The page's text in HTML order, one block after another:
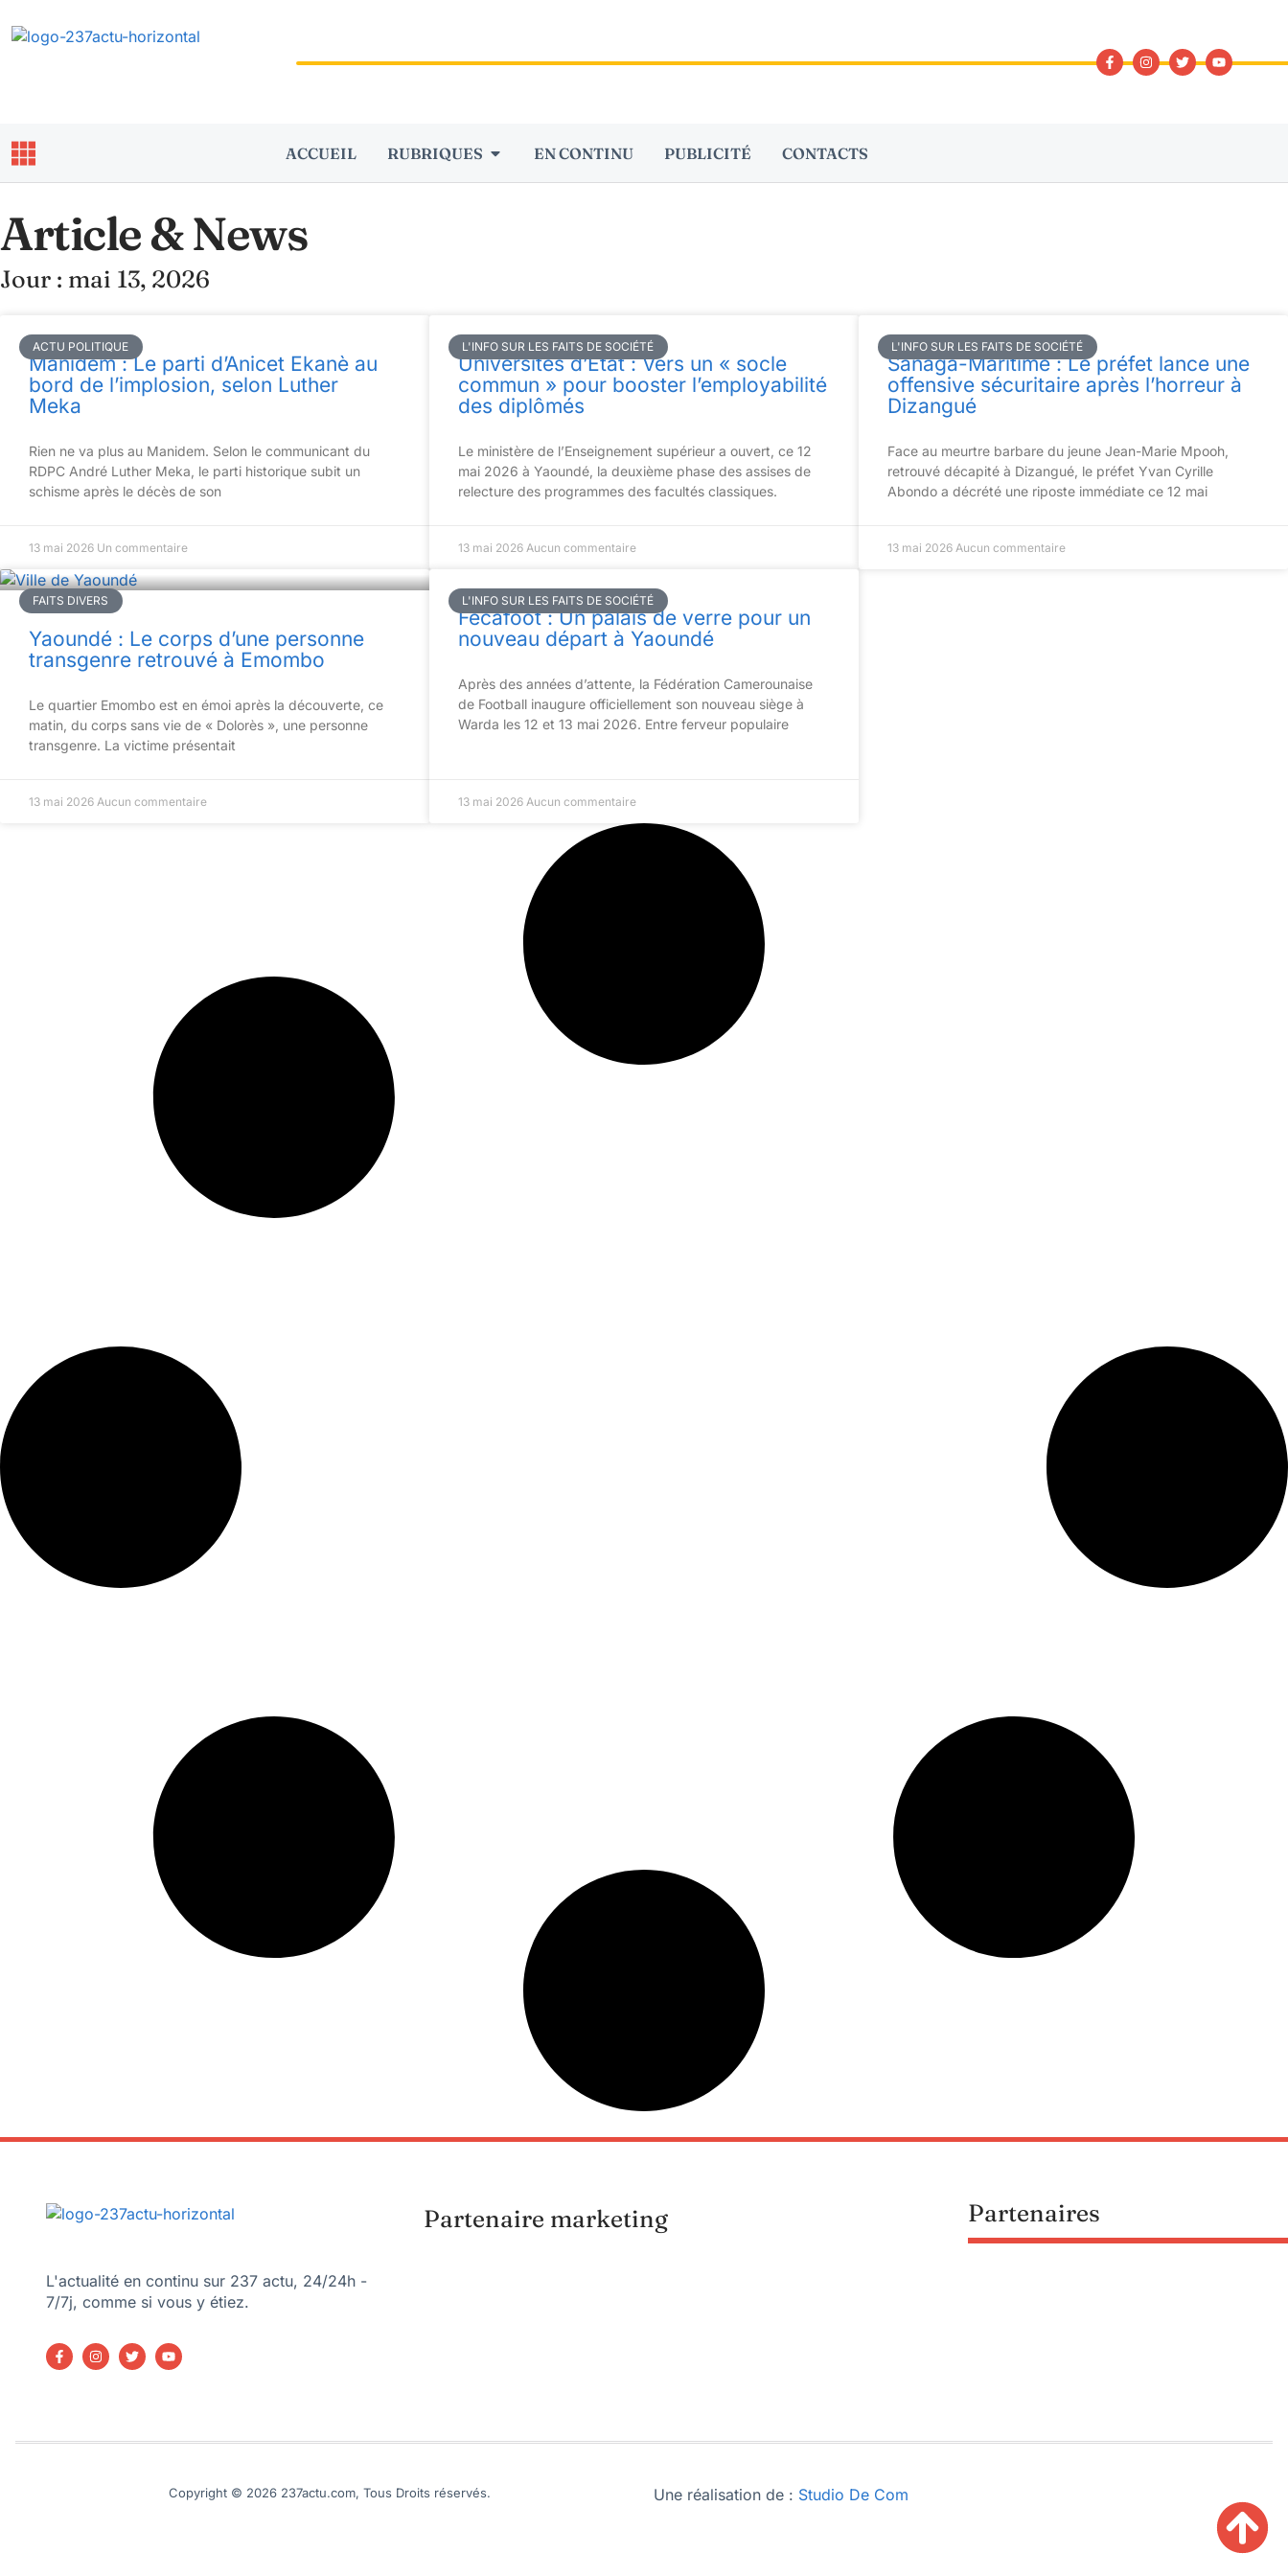
ACCUEIL RUBRIQUES EN CONTINU PUBLICITÉ CONTACTS
Article & News
Jour : mai 13, 2026
ACTU POLITIQUE
Manidem : Le parti d’Anicet Ekanè au
bord de l’implosion, selon Luther
Meka
Rien ne va plus au Manidem. Selon le communicant du
RDPC André Luther Meka, le parti historique subit un
schisme après le décès de son
13 mai 2026 Un commentaire
L'INFO SUR LES FAITS DE SOCIÉTÉ
Universités d’État : Vers un « socle
commun » pour booster l’employabilité
des diplômés
Le ministère de l’Enseignement supérieur a ouvert, ce 12
mai 2026 à Yaoundé, la deuxième phase des assises de
relecture des programmes des facultés classiques.
13 mai 2026 Aucun commentaire
L'INFO SUR LES FAITS DE SOCIÉTÉ
Sanaga-Maritime : Le préfet lance une
offensive sécuritaire après l’horreur à
Dizangué
Face au meurtre barbare du jeune Jean-Marie Mpooh,
retrouvé décapité à Dizangué, le préfet Yvan Cyrille
Abondo a décrété une riposte immédiate ce 12 mai
13 mai 2026 Aucun commentaire
FAITS DIVERS
Yaoundé : Le corps d’une personne
transgenre retrouvé à Emombo
Le quartier Emombo est en émoi après la découverte, ce
matin, du corps sans vie de « Dolorès », une personne
transgenre. La victime présentait
13 mai 2026 Aucun commentaire
L'INFO SUR LES FAITS DE SOCIÉTÉ
Fécafoot : Un palais de verre pour un
nouveau départ à Yaoundé
Après des années d’attente, la Fédération Camerounaise
de Football inaugure officiellement son nouveau siège à
Warda les 12 et 13 mai 2026. Entre ferveur populaire
13 mai 2026 Aucun commentaire
L'actualité en continu sur 237 actu, 24/24h -
7/7j, comme si vous y étiez.
Partenaire marketing Partenaires
Copyright © 2026 237actu.com, Tous Droits réservés. Une réalisation de : Studio De Com